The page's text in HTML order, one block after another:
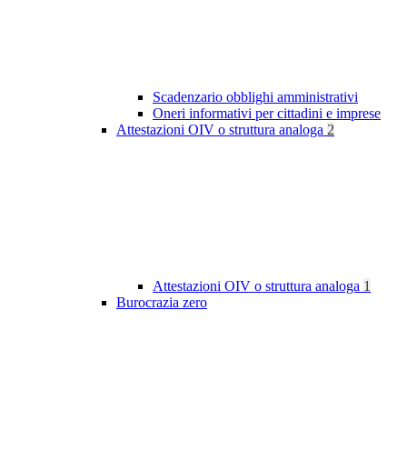
Scadenzario obblighi amministrativi
Oneri informativi per cittadini e imprese
Attestazioni OIV o struttura analoga 2
Attestazioni OIV o struttura analoga 1
Burocrazia zero